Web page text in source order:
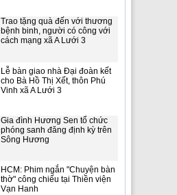
Trao tặng quà đến với thương
bệnh binh, người có công với
cách mạng xã A Lưới 3
Lễ bàn giao nhà Đại đoàn kết
cho Bà Hồ Thị Xết, thôn Phú
Vinh xã A Lưới 3
Gia đình Hương Sen tổ chức
phóng sanh đăng định kỳ trên
Sông Hương
HCM: Phim ngắn "Chuyện bàn
thờ" công chiếu tại Thiền viện
Vạn Hanh